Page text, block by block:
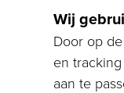
Wij
Door op
en
aan te